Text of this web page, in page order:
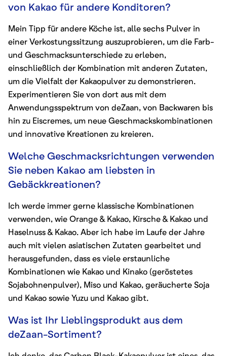
von Kakao für andere Konditoren?
Mein Tipp für andere Köche ist, alle sechs Pulver in
einer Verkostungssitzung auszuprobieren, um die Farb-
und Geschmacksunterschiede zu erleben,
einschließlich der Kombination mit anderen Zutaten,
um die Vielfalt der Kakaopulver zu demonstrieren.
Experimentieren Sie von dort aus mit dem
Anwendungsspektrum von deZaan, von Backwaren bis
hin zu Eiscremes, um neue Geschmackskombinationen
und innovative Kreationen zu kreieren.
Welche Geschmacksrichtungen verwenden
Sie neben Kakao am liebsten in
Gebäckkreationen?
Ich werde immer gerne klassische Kombinationen
verwenden, wie Orange & Kakao, Kirsche & Kakao und
Haselnuss & Kakao. Aber ich habe im Laufe der Jahre
auch mit vielen asiatischen Zutaten gearbeitet und
herausgefunden, dass es viele erstaunliche
Kombinationen wie Kakao und Kinako (geröstetes
Sojabohnenpulver), Miso und Kakao, geräucherte Soja
und Kakao sowie Yuzu und Kakao gibt.
Was ist Ihr Lieblingsprodukt aus dem
deZaan-Sortiment?